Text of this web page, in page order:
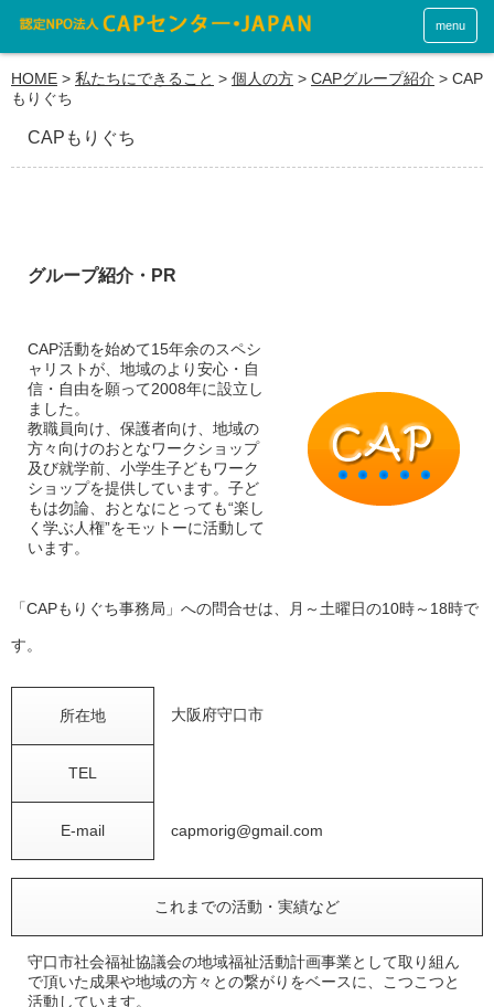
menu
HOME > 私たちにできること > 個人の方 > CAPグループ紹介 > CAP
もりぐち
CAPもりぐち
グループ紹介・PR
CAP活動を始めて15年余のスペシ
ャリストが、地域のより安心・自
信・自由を願って2008年に設立し
ました。
教職員向け、保護者向け、地域の
方々向けのおとなワークショップ
及び就学前、小学生子どもワーク
ショップを提供しています。子ど
もは勿論、おとなにとっても“楽し
く学ぶ人権”をモットーに活動して
います。
「CAPもりぐち事務局」への問合せは、月～土曜日の10時～18時で
す。
所在地 大阪府守口市
TEL
E-mail capmorig@gmail.com
これまでの活動・実績など
守口市社会福祉協議会の地域福祉活動計画事業として取り組ん
で頂いた成果や地域の方々との繋がりをベースに、こつこつと
活動しています。